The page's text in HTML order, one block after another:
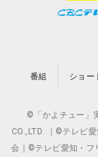
番組 ショー
©「かよチュー」
CO.,LTD. ｜©テレビ
会｜©テレビ愛知・フ